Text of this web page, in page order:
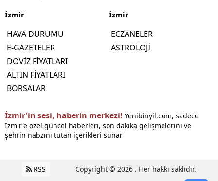
İzmir
HAVA DURUMU
E-GAZETELER
DÖVİZ FİYATLARI
ALTIN FİYATLARI
BORSALAR
İzmir
ECZANELER
ASTROLOJİ
İzmir'in sesi, haberin merkezi! Yenibinyil.com, sadece
İzmir'e özel güncel haberleri, son dakika gelişmelerini ve
şehrin nabzını tutan içerikleri sunar
RSS Copyright © 2026 . Her hakkı saklıdır.